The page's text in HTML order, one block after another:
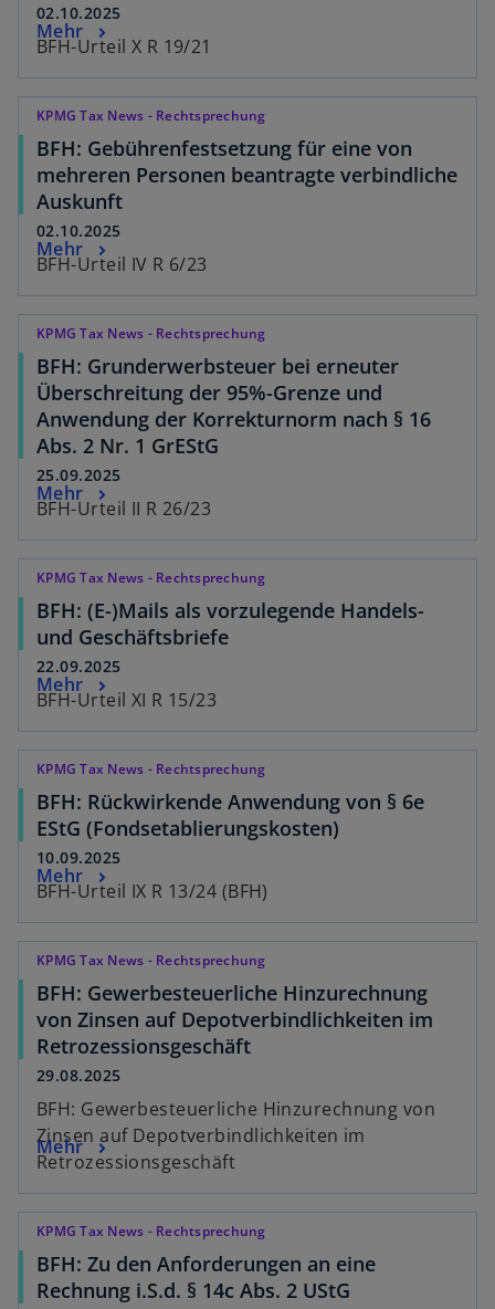
02.10.2025
BFH-Urteil X R 19/21
Mehr
KPMG Tax News - Rechtsprechung
BFH: Gebührenfestsetzung für eine von
mehreren Personen beantragte verbindliche
Auskunft
02.10.2025
BFH-Urteil IV R 6/23
Mehr
KPMG Tax News - Rechtsprechung
BFH: Grunderwerbsteuer bei erneuter
Überschreitung der 95%-Grenze und
Anwendung der Korrekturnorm nach § 16
Abs. 2 Nr. 1 GrEStG
25.09.2025
BFH-Urteil II R 26/23
Mehr
KPMG Tax News - Rechtsprechung
BFH: (E-)Mails als vorzulegende Handels-
und Geschäftsbriefe
22.09.2025
BFH-Urteil XI R 15/23
Mehr
KPMG Tax News - Rechtsprechung
BFH: Rückwirkende Anwendung von § 6e
EStG (Fondsetablierungskosten)
10.09.2025
BFH-Urteil IX R 13/24 (BFH)
Mehr
KPMG Tax News - Rechtsprechung
BFH: Gewerbesteuerliche Hinzurechnung
von Zinsen auf Depotverbindlichkeiten im
Retrozessionsgeschäft
29.08.2025
BFH: Gewerbesteuerliche Hinzurechnung von
Zinsen auf Depotverbindlichkeiten im
Retrozessionsgeschäft
Mehr
KPMG Tax News - Rechtsprechung
BFH: Zu den Anforderungen an eine
Rechnung i.S.d. § 14c Abs. 2 UStG